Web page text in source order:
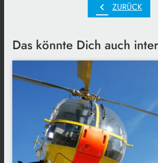
chevron_left ZURÜCK
Das könnte Dich auch